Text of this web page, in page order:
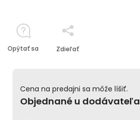
Cena na predajni sa môže líšiť.
Objednané u dodávateľa
Opýtať sa Zdieľať